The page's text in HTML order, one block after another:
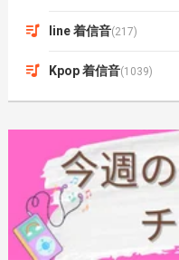
line 着信音(217)
Kpop 着信音(1039)